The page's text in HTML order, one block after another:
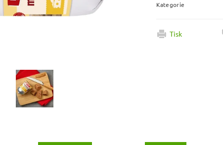
Kategorie
Tisk